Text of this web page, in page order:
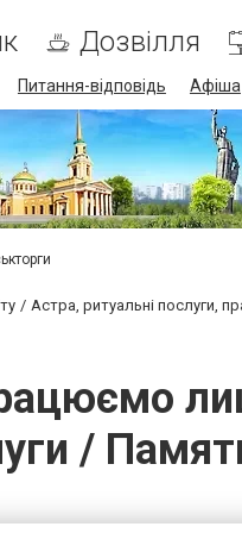
Дозвілля
Питання-відповідь Афіша
Астра, ритуальні послуги,
/